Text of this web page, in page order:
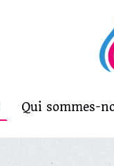
Qui sommes-